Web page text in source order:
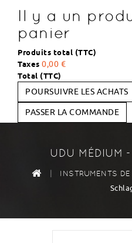
Il y a un
panier
Produits total (TTC)
Taxes 0,00 €
Total (TTC)
POURSUIVRE LES ACHATS
PASSER LA COMMANDE
UDU MÉDIUM
| INSTRUMENTS